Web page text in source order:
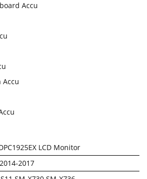
Accu
Accu
LCD Monitor
2017